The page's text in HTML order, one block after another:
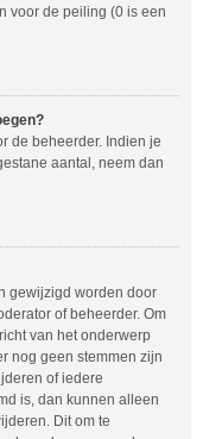
voor de peiling (0 is een
de beheerder. Indien je
aantal, neem dan
gewijzigd worden door
of beheerder. Om
van het onderwerp
nog geen stemmen zijn
of iedere
is, dan kunnen alleen
Dit om te